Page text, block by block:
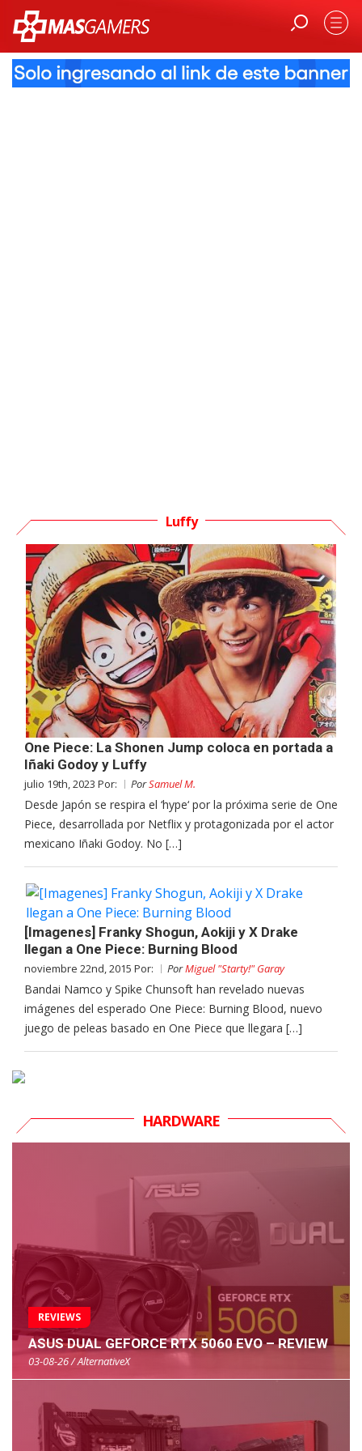
Luffy
One Piece: La Shonen Jump coloca en portada a
Iñaki Godoy y Luffy
julio 19th, 2023 Por: PorSamuel M.
Desde Japón se respira el ‘hype‘ por la próxima serie de One
Piece, desarrollada por Netflix y protagonizada por el actor
mexicano Iñaki Godoy. No […]
[Imagenes] Franky Shogun, Aokiji y X Drake
llegan a One Piece: Burning Blood
noviembre 22nd, 2015 Por: PorMiguel "Starty!" Garay
Bandai Namco y Spike Chunsoft han revelado nuevas
imágenes del esperado One Piece: Burning Blood, nuevo
juego de peleas basado en One Piece que llegara […]
HARDWARE
REVIEWS
ASUS DUAL GEFORCE RTX 5060 EVO – REVIEW
03-08-26 / AlternativeX